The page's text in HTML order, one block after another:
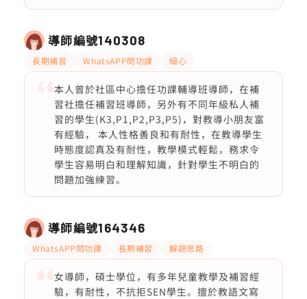
導師編號140308
長期補習 WhatsAPP問功課 細心
本人曾於社區中心擔任功課輔導班導師，在補
習社擔任補習班導師，另外有不同年級私人補
習的學生(K3,P1,P2,P3,P5)，對教導小朋友富
有經驗， 本人性格善良和有耐性，在教導學生
時態度認真及有耐性，教學模式輕鬆，務求令
學生容易明白和理解知識，針對學生不明白的
問題加強練習。
導師編號164346
WhatsAPP問功課 長期補習 解題思路
女導師，碩士學位，有多年兒童教學及補習經
驗，有耐性，不抗拒SEN學生。擅於教語文寫